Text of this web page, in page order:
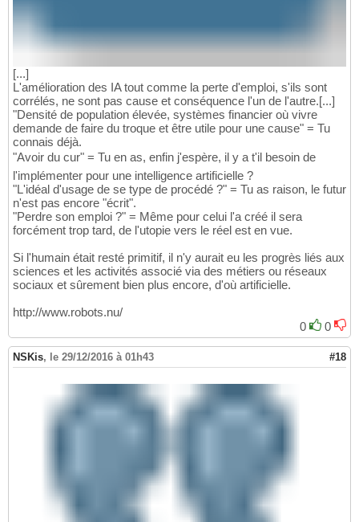
[...]
L'amélioration des IA tout comme la perte d'emploi, s'ils sont
corrélés, ne sont pas cause et conséquence l'un de l'autre.[...]
"Densité de population élevée, systèmes financier où vivre
demande de faire du troque et être utile pour une cause" = Tu
connais déjà.
"Avoir du cur" = Tu en as, enfin j'espère, il y a t'il besoin de
l'implémenter pour une intelligence artificielle ?
"L'idéal d'usage de se type de procédé ?" = Tu as raison, le futur
n'est pas encore "écrit".
"Perdre son emploi ?" = Même pour celui l'a créé il sera
forcément trop tard, de l'utopie vers le réel est en vue.
Si l'humain était resté primitif, il n'y aurait eu les progrès liés aux
sciences et les activités associé via des métiers ou réseaux
sociaux et sûrement bien plus encore, d'où artificielle.
http://www.robots.nu/
0
0
NSKis, le 29/12/2016 à 01h43 #18